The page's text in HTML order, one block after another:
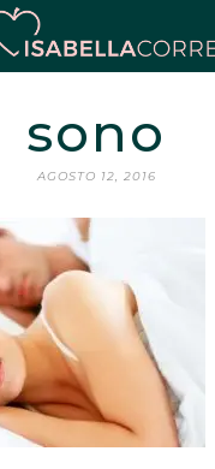
sono
AGOSTO 12, 2016